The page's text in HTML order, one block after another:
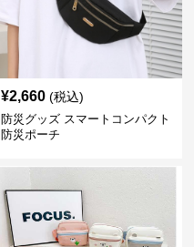
¥2,660 (税込)
防災グッズ スマートコンパクト
防災ポーチ